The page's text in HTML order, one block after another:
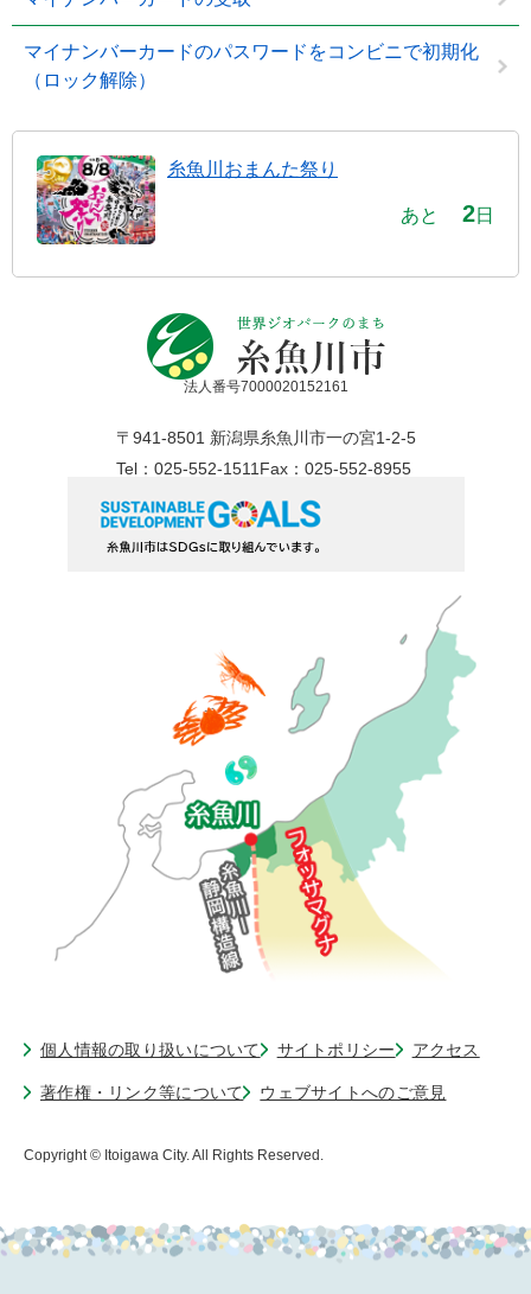
マイナンバーカードのパスワードをコンビニで初期化
（ロック解除）
糸魚川おまんた祭り
あと 2日
法人番号7000020152161
〒941-8501 新潟県糸魚川市一の宮1-2-5
Tel：025-552-1511Fax：025-552-8955
個人情報の取り扱いについて サイトポリシー アクセス
著作権・リンク等について ウェブサイトへのご意見
Copyright © Itoigawa City. All Rights Reserved.